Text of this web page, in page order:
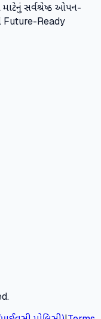
માટેનું સર્વશ્રેષ્ઠ ઓપન-
Future-Ready